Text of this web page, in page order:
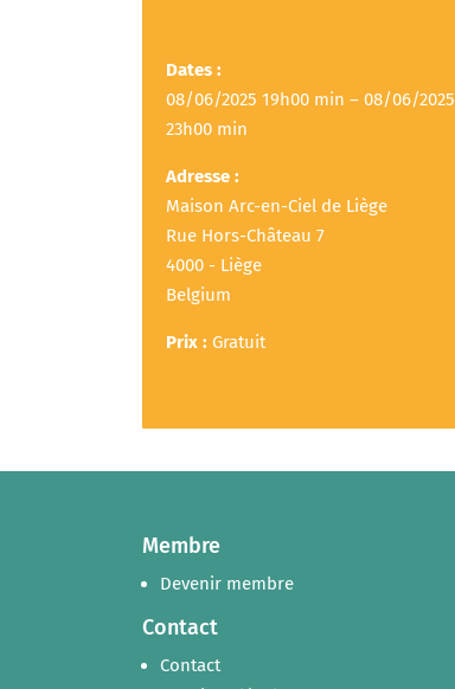
Dates :
08/06/2025 19h00 min – 08/06/2025
23h00 min
Adresse :
Maison Arc-en-Ciel de Liège
Rue Hors-Château 7
4000 - Liège
Belgium
Prix : Gratuit
Membre
Devenir membre
Contact
Contact